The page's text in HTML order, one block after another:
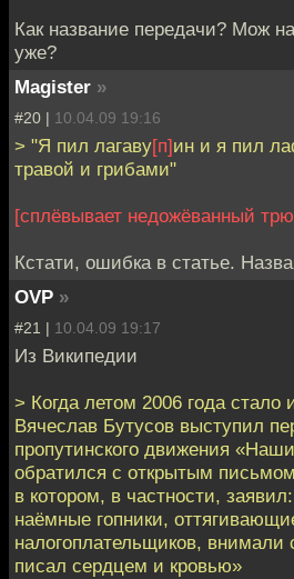
Как название передачи? Мож
уже?
Magister »
#20 | 10.04.09 19:16
> "Я пил лагаву[п]ин и я пил
травой и грибами"
[сплёвывает недожёванный
Кстати, ошибка в статье.
OVP »
#21 | 10.04.09 19:17
Из Википедии
> Когда летом 2006 года стало
Вячеслав Бутусов выступил
пропутинского движения
обратился с открытым
в котором, в частности,
наёмные гопники,
налогоплательщиков, внимали
писал сердцем и кровью»